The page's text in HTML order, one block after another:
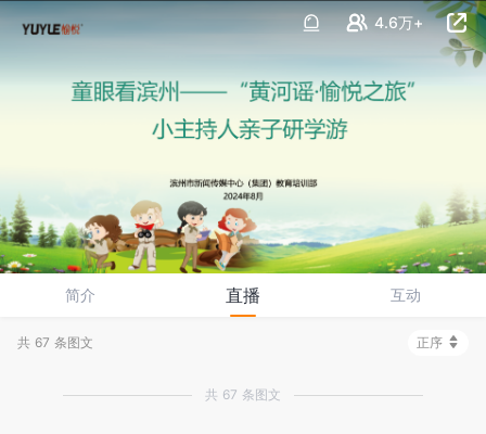
4.6万+
简介 直播 互动
共 67 条图文 正序
共 67 条图文